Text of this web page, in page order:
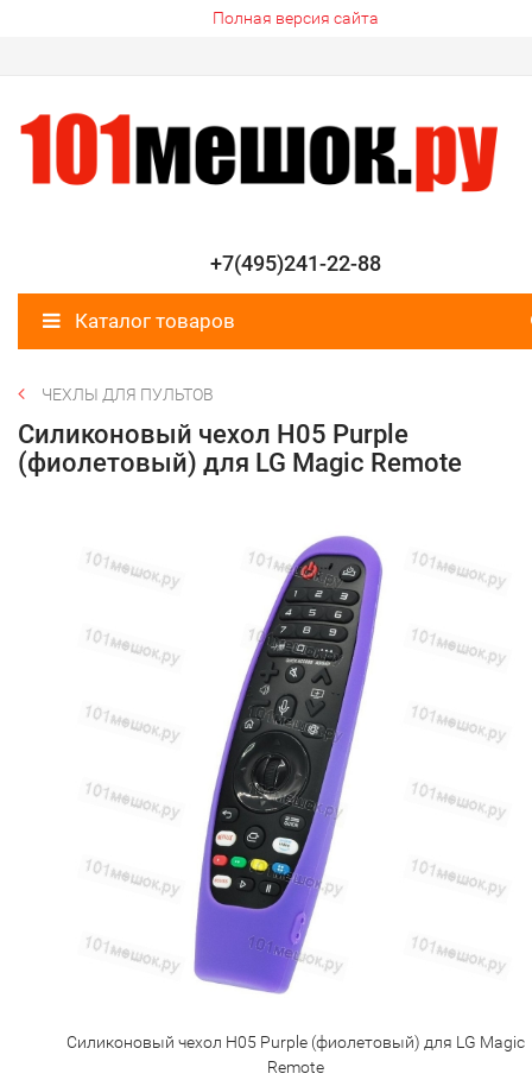
Полная версия сайта
+7(495)241-22-88
Каталог товаров
ЧЕХЛЫ ДЛЯ ПУЛЬТОВ
Силиконовый чехол H05 Purple
(фиолетовый) для LG Magic Remote
Силиконовый чехол H05 Purple (фиолетовый) для LG Magic
Remote